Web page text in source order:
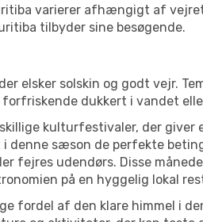
varierer afhængigt af
tilbyder sine besøgende.
elsker solskin og godt vejr.
dukkert i vandet
kulturfestivaler, der
denne sæson de perfekte
fejres udendørs. Disse
på en hyggelig lokal
fordel af den klare himmel i